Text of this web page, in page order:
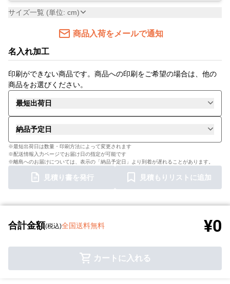
サイズ一覧 (単位: cm)
商品入荷をメールで通知
名入れ加工
印刷ができない商品です。商品への印刷をご希望の場合は、他の
商品をお選びください。
最短出荷日
納品予定日
※最短出荷日は数量・印刷方法によって変更されます
※配送情報入力ページでお届け日の指定が可能です
※離島へのお届けについては、表示の「納品予定日」より到着が遅れることがあります。
見積り書を発行 見積もりリストに追加
合計金額(税込)全国送料無料 ¥0
カートに入れる